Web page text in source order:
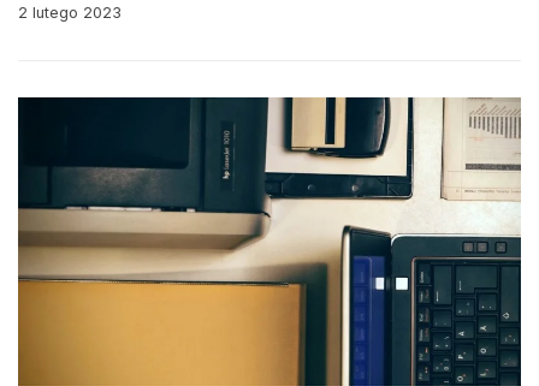
2 lutego 2023